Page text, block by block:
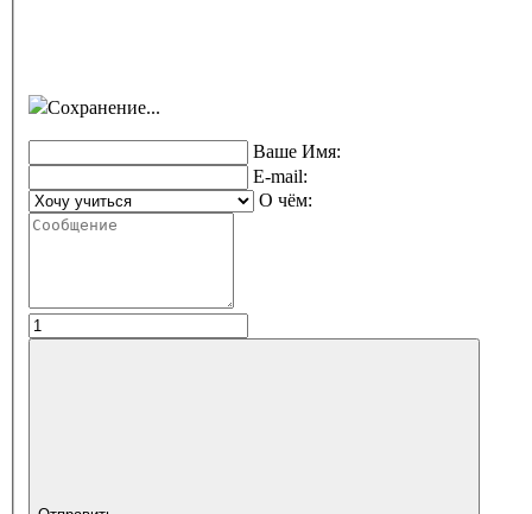
Сохранение...
Ваше Имя:
E-mail:
О чём: